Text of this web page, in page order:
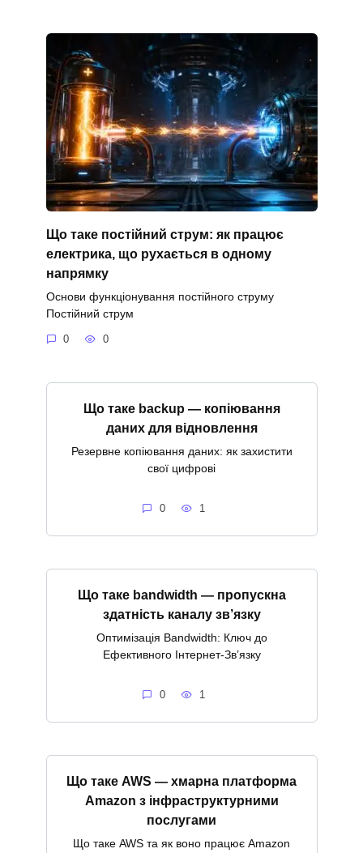
Що таке постійний струм: як працює
електрика, що рухається в одному
напрямку
Основи функціонування постійного струму
Постійний струм
0 0
Що таке backup — копіювання
даних для відновлення
Резервне копіювання даних: як захистити
свої цифрові
0 1
Що таке bandwidth — пропускна
здатність каналу зв’язку
Оптимізація Bandwidth: Ключ до
Ефективного Інтернет-Зв’язку
0 1
Що таке AWS — хмарна платформа
Amazon з інфраструктурними
послугами
Що таке AWS та як воно працює Amazon